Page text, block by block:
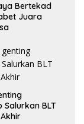
Bertekad
Juara
Salurkan BLT